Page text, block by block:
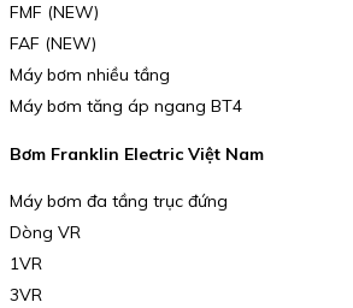
FMF (NEW)
FAF (NEW)
Máy bơm nhiều tầng
Máy bơm tăng áp ngang BT4
Bơm Franklin Electric Việt Nam
Máy bơm đa tầng trục đứng
Dòng VR
1VR
3VR